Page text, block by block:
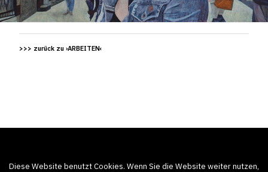
>>> zurück zu ›ARBEITEN‹
© 2019 ANNETTE TREFZ.All rights reserved.
Diese Website benutzt Cookies. Wenn Sie die Website weiter nutzen,